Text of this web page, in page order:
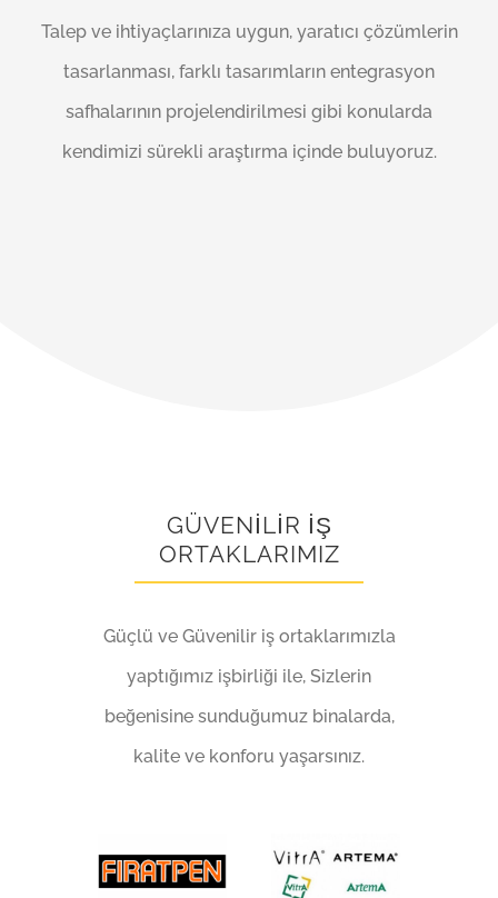
Talep ve ihtiyaçlarınıza uygun, yaratıcı çözümlerin
tasarlanması, farklı tasarımların entegrasyon
safhalarının projelendirilmesi gibi konularda
kendimizi sürekli araştırma içinde buluyoruz.
GÜVENİLİR İŞ
ORTAKLARIMIZ
Güçlü ve Güvenilir iş ortaklarımızla
yaptığımız işbirliği ile, Sizlerin
beğenisine sunduğumuz binalarda,
kalite ve konforu yaşarsınız.